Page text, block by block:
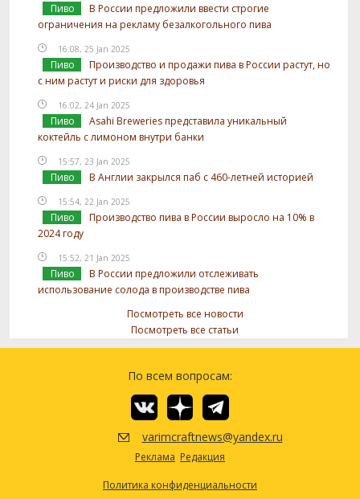
Пиво
В России предложили ввести строгие
ограничения на рекламу безалкогольного пива
16:08, 25 Jan 2025
Пиво
Производство и продажи пива в России растут, но
с ним растут и риски для здоровья
16:02, 24 Jan 2025
Пиво
Asahi Breweries представила уникальный
коктейль с лимоном внутри банки
15:57, 23 Jan 2025
Пиво В Англии закрылся паб с 460-летней историей
15:54, 22 Jan 2025
Пиво
Производство пива в России выросло на 10% в
2024 году
15:52, 21 Jan 2025
Пиво
В России предложили отслеживать
использование солода в производстве пива
Посмотреть все новости
Посмотреть все статьи
По всем вопросам:
varimcraftnews@yandex.ru
Реклама Редакция
Политика конфиденциальности